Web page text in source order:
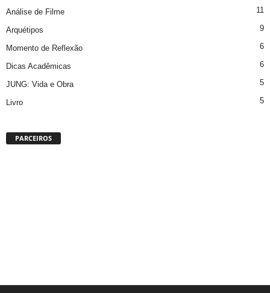
Análise de Filme 11
Arquétipos 9
Momento de Reflexão 6
Dicas Acadêmicas 6
JUNG: Vida e Obra 5
Livro 5
PARCEIROS